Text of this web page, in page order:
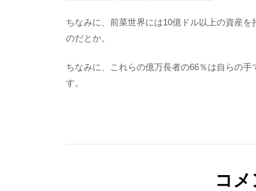
ちなみに、前菜世界には10億ドル以上の資産
のだとか。
ちなみに、これらの億万長者の66％は自らの
す。
コ